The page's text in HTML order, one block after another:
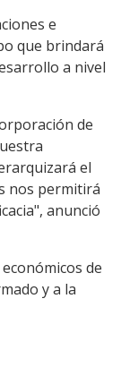
e
que brindará
a nivel
de
el
nos permitirá
anunció
de
y a la